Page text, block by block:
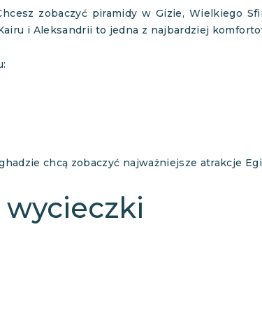
zobaczyć piramidy w Gizie, Wielkiego
i Aleksandrii to jedna z najbardziej
chcą zobaczyć najważniejsze atrakcje